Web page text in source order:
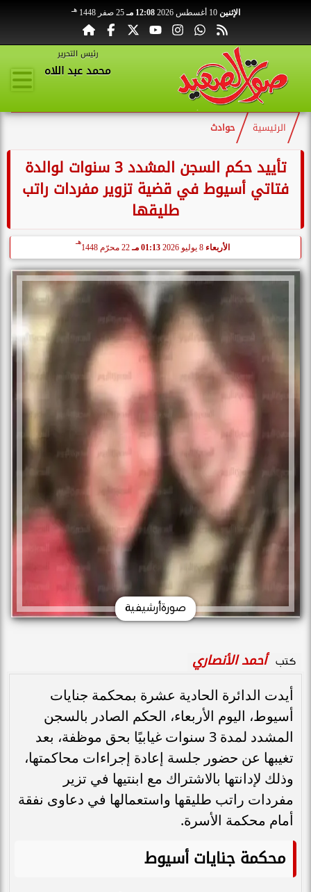
الإثنين 10 أغسطس 2026 12:08 مـ 25 صفر 1448 هـ
رئيس التحرير
محمد عبد اللاه
الرئيسية حوادث
تأييد حكم السجن المشدد 3 سنوات لوالدة
فتاتي أسيوط في قضية تزوير مفردات راتب
طليقها
الأربعاء 01:13 مـ 22 محرّم 1448
هـ
صورةأرشيفية
كتب أحمد الأنصاري
أيدت الدائرة الحادية عشرة بمحكمة جنايات
أسيوط، اليوم الأربعاء، الحكم الصادر بالسجن
المشدد لمدة 3 سنوات غيابيًا بحق موظفة، بعد
تغيبها عن حضور جلسة إعادة إجراءات محاكمتها،
وذلك لإدانتها بالاشتراك مع ابنتيها في تزير
مفردات راتب طليقها واستعمالها في دعاوى نفقة
أمام محكمة الأسرة.
محكمة جنايات أسيوط